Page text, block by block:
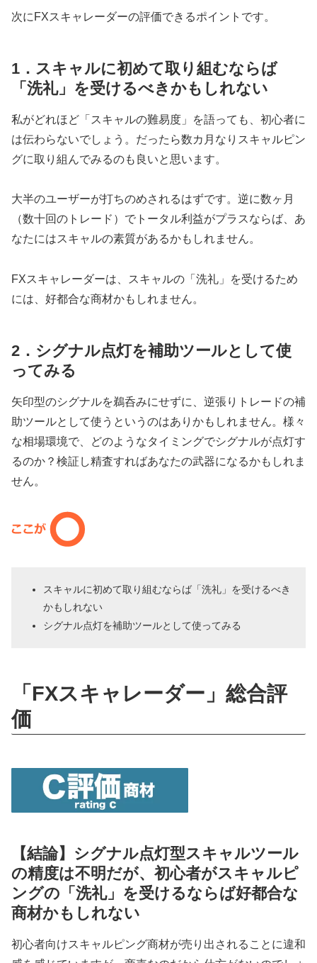
次にFXスキャレーダーの評価できるポイントです。
1．スキャルに初めて取り組むならば
「洗礼」を受けるべきかもしれない
私がどれほど「スキャルの難易度」を語っても、初心者に
は伝わらないでしょう。だったら数カ月なりスキャルピン
グに取り組んでみるのも良いと思います。
大半のユーザーが打ちのめされるはずです。逆に数ヶ月
（数十回のトレード）でトータル利益がプラスならば、あ
なたにはスキャルの素質があるかもしれません。
FXスキャレーダーは、スキャルの「洗礼」を受けるため
には、好都合な商材かもしれません。
2．シグナル点灯を補助ツールとして使
ってみる
矢印型のシグナルを鵜呑みにせずに、逆張りトレードの補
助ツールとして使うというのはありかもしれません。様々
な相場環境で、どのようなタイミングでシグナルが点灯す
るのか？検証し精査すればあなたの武器になるかもしれま
せん。
スキャルに初めて取り組むならば「洗礼」を受けるべき
かもしれない
シグナル点灯を補助ツールとして使ってみる
「FXスキャレーダー」総合評
価
【結論】シグナル点灯型スキャルツール
の精度は不明だが、初心者がスキャルピ
ングの「洗礼」を受けるならば好都合な
商材かもしれない
初心者向けスキャルピング商材が売り出されることに違和